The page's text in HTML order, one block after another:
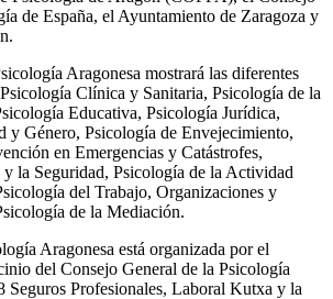
de España, el Ayuntamiento de Zaragoza y
Aragonesa mostrará las diferentes
Clínica y Sanitaria, Psicología de la
Educativa, Psicología Jurídica,
y Género, Psicología de Envejecimiento,
en Emergencias y Catástrofes,
la Seguridad, Psicología de la Actividad
del Trabajo, Organizaciones y
de la Mediación.
Aragonesa está organizada por el
del Consejo General de la Psicología
Profesionales, Laboral Kutxa y la